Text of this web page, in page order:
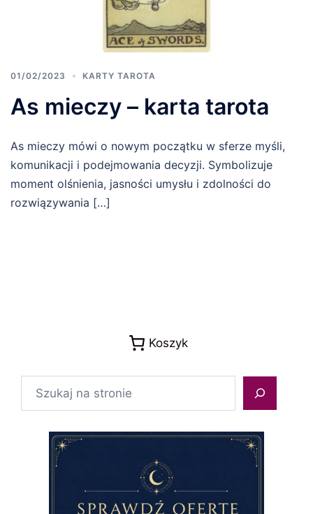
01/02/2023 KARTY TAROTA
As mieczy – karta tarota
As mieczy mówi o nowym początku w sferze myśli,
komunikacji i podejmowania decyzji. Symbolizuje
moment olśnienia, jasności umysłu i zdolności do
rozwiązywania […]
Koszyk